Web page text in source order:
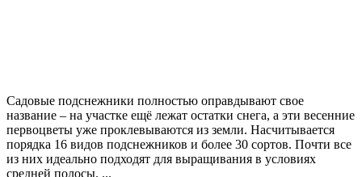
Садовые подснежники полностью оправдывают свое
название – на участке ещё лежат остатки снега, а эти весенние
первоцветы уже проклевываются из земли. Насчитывается
порядка 16 видов подснежников и более 30 сортов. Почти все
из них идеально подходят для выращивания в условиях
средней полосы. ...